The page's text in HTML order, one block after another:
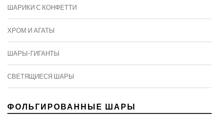
ШАРИКИ С КОНФЕТТИ
ХРОМ И АГАТЫ
ШАРЫ-ГИГАНТЫ
СВЕТЯЩИЕСЯ ШАРЫ
ФОЛЬГИРОВАННЫЕ ШАРЫ